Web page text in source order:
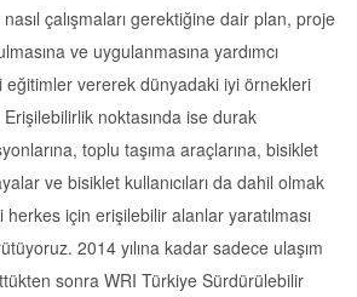
çalışmaları gerektiğine dair plan, proje
ve uygulanmasına yardımcı
eğitimler vererek dünyadaki iyi örnekleri
noktasında ise durak
toplu taşıma araçlarına, bisiklet
ve bisiklet kullanıcıları da dahil olmak
için erişilebilir alanlar yaratılması
2014 yılına kadar sadece ulaşım
sonra WRI Türkiye Sürdürülebilir